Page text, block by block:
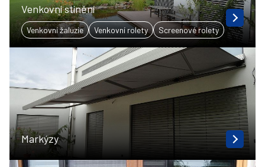
Venkovní stínění
Venkovní žaluzie Venkovní rolety Screenové rolety
Markýzy